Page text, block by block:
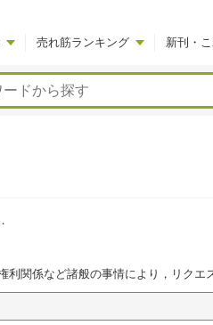
売れ筋ランキング 新刊・
関係など諸般の事情により，リクエ